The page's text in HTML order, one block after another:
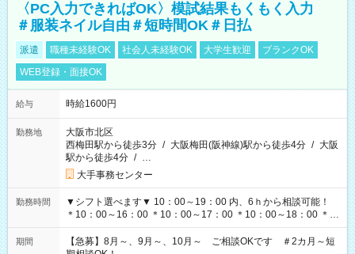
〈PC入力できればOK〉模試結果もくもく入力
＃服装ネイル自由＃短時間OK＃日払
派遣 職種未経験OK 社会人未経験OK 大学生歓迎
ブランクOK
WEB登録・面接OK
給与 時給1600円
勤務地
大阪市北区
西梅田駅から徒歩3分 / 大阪梅田(阪神線)駅から徒歩4分 / 大阪
駅から徒歩4分 / …
大手事務センター
勤務時間
▼シフト選べます▼ 10：00～19：00 内、6ｈから相談可能！
＊10：00～16：00 ＊10：00～17：00 ＊10：00～18：00 ＊
11：00～19：00 ＊12：00～19：00 ＊13：00～19：00
期間
【急募】8月～、9月～、10月～ ご相談OKです ＃2カ月～短